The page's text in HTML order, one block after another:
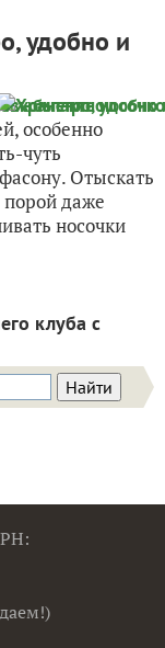
удобно и
особенно
чуть
Отыскать
порой даже
носочки
клуба с